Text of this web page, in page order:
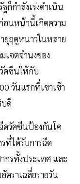
ก็กำลังเร่งดำเนิน
อนหน้านี้เกิดความ
ยุฤดูหนาวในหลาย
จตจำนงของ
คซีนให้กับ
วันแรกที่เขาเข้า
ดี
ดวัคซีนป้องกันโค
ที่ได้รับการฉีด
กรทั้งประเทศ และ
ตราเฉลี่ยรายวัน